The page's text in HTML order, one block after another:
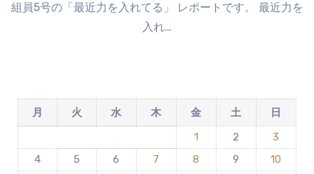
メ
ン
だ
あ
り
ま
せ
組員5号の「最近力を入れてる」 レポートです。 最近力を
入れ…
月 火 水 木 金 土
日
1
2
3
4
5 6 7 8 9
10